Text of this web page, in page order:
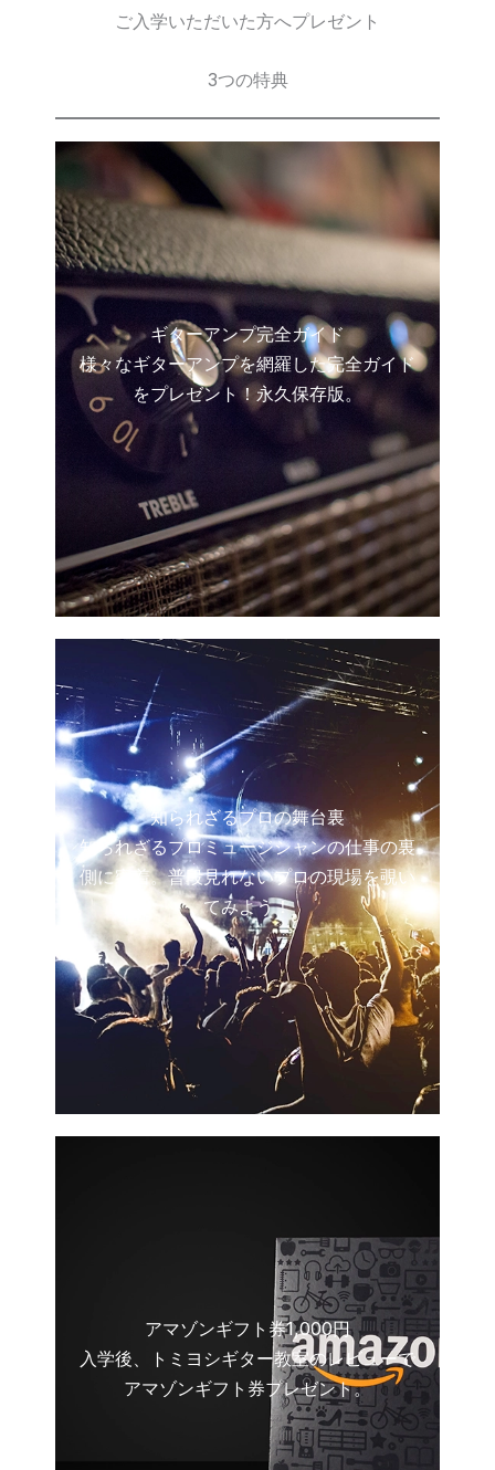
ご入学いただいた方へプレゼント
3つの特典
ギターアンプ完全ガイド
様々なギターアンプを網羅した完全ガイド
をプレゼント！永久保存版。
知られざるプロの舞台裏
知られざるプロミュージシャンの仕事の裏
側に密着。普段見れないプロの現場を覗い
てみよう！
アマゾンギフト券1,000円
入学後、トミヨシギター教室のレビューで
アマゾンギフト券プレゼント。